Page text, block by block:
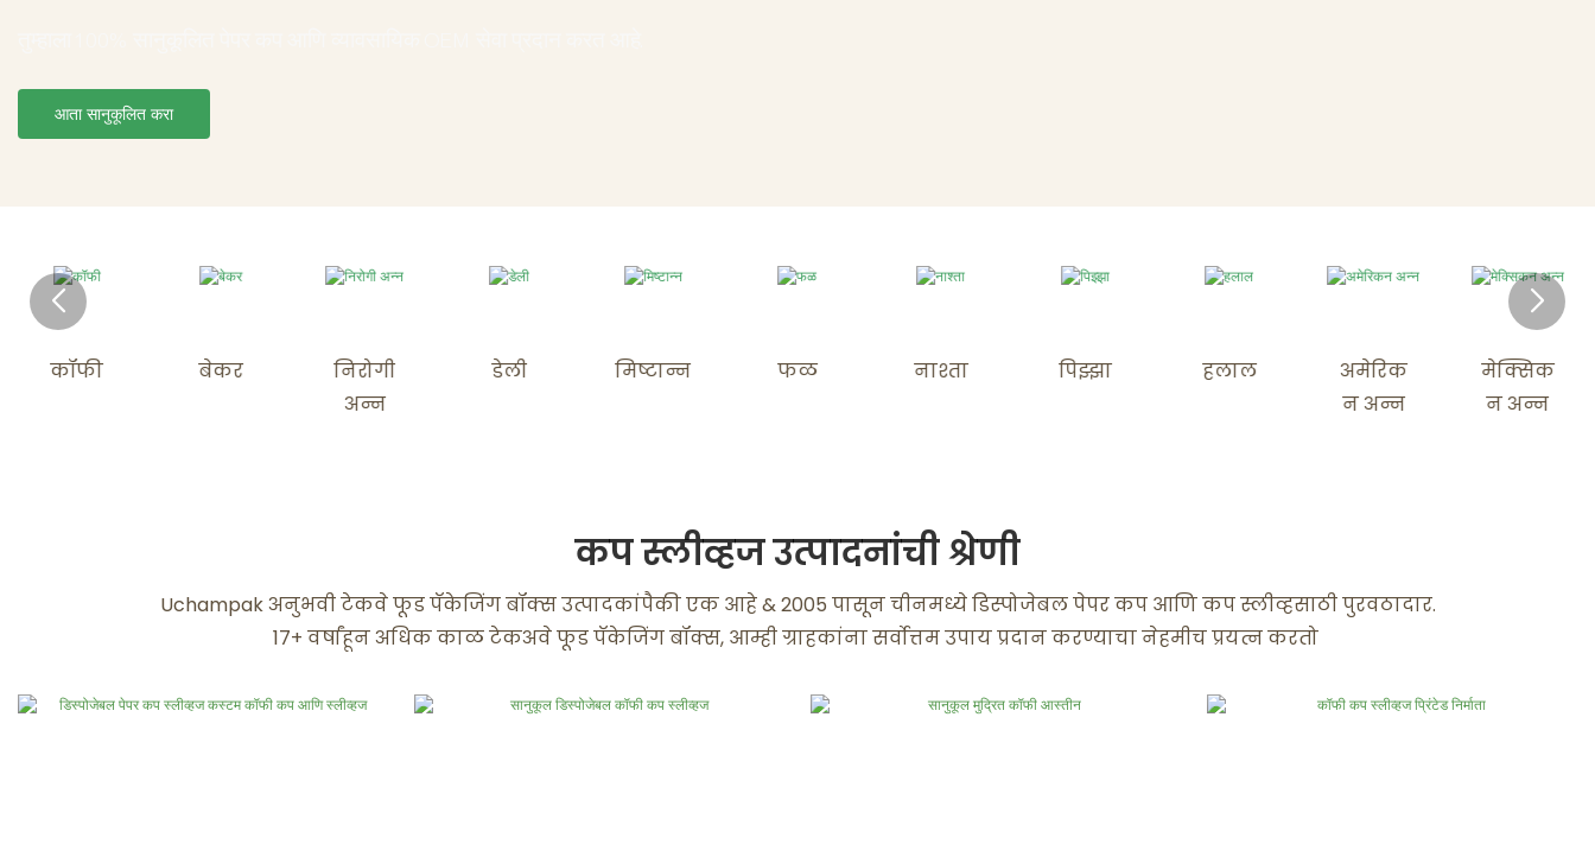
आता सानुकूलित करा
कॉफी बेकर
निरोगी
अन्न
डेली मिष्टान्न फळ नाश्ता पिझ्झा हलाल
अमेरिक
न अन्न
मेक्सिक
न अन्न
कप स्लीव्हज उत्पादनांची श्रेणी
Uchampak अनुभवी टेकवे फूड पॅकेजिंग बॉक्स उत्पादकांपैकी एक आहे & 2005 पासून चीनमध्ये डिस्पोजेबल पेपर कप आणि कप स्लीव्हसाठी पुरवठादार.
17+ वर्षांहून अधिक काळ टेकअवे फूड पॅकेजिंग बॉक्स, आम्ही ग्राहकांना सर्वोत्तम उपाय प्रदान करण्याचा नेहमीच प्रयत्न करतो